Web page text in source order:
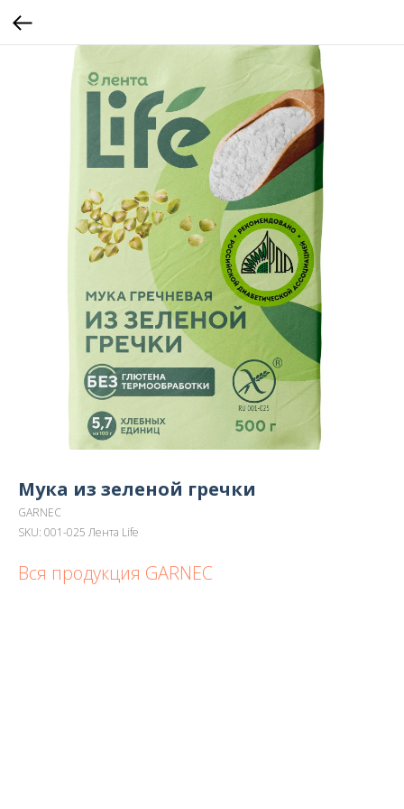
Мука из зеленой гречки
GARNEC
SKU: 001-025 Лента Life
Вся продукция GARNEC